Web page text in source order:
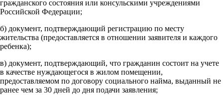
гражданского состояния или консульскими учреждениями
Российской Федерации;
б) документ, подтверждающий регистрацию по месту
жительства (предоставляется в отношении заявителя и каждого
ребенка);
в) документ, подтверждающий, что гражданин состоит на учете
в качестве нуждающегося в жилом помещении,
предоставляемом по договору социального найма, выданный не
ранее чем за 30 дней до дня подачи заявления;